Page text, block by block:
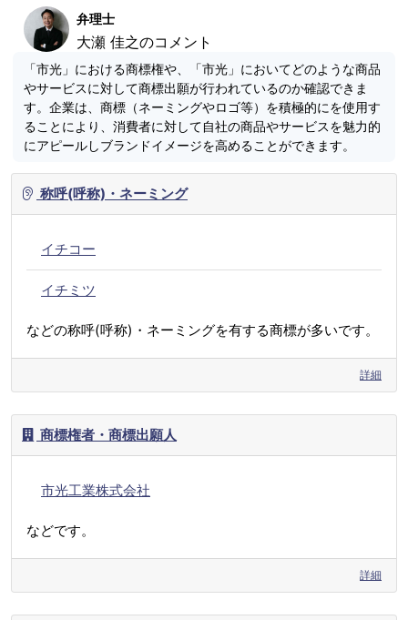
弁理士
大瀬 佳之のコメント
「市光」における商標権や、「市光」においてどのような商品
やサービスに対して商標出願が行われているのか確認できま
す。企業は、商標（ネーミングやロゴ等）を積極的にを使用す
ることにより、消費者に対して自社の商品やサービスを魅力的
にアピールしブランドイメージを高めることができます。
称呼(呼称)・ネーミング
イチコー
イチミツ
などの称呼(呼称)・ネーミングを有する商標が多いです。
詳細
商標権者・商標出願人
市光工業株式会社
などです。
詳細